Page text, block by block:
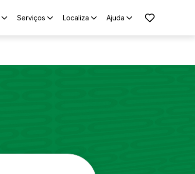
Serviços Localiza Ajuda